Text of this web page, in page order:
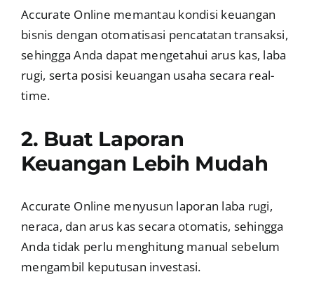
Accurate Online memantau kondisi keuangan
bisnis dengan otomatisasi pencatatan transaksi,
sehingga Anda dapat mengetahui arus kas, laba
rugi, serta posisi keuangan usaha secara real-
time.
2. Buat Laporan
Keuangan Lebih Mudah
Accurate Online menyusun laporan laba rugi,
neraca, dan arus kas secara otomatis, sehingga
Anda tidak perlu menghitung manual sebelum
mengambil keputusan investasi.